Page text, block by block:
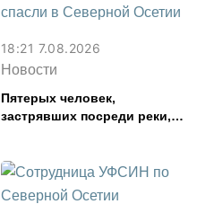
18:21 7.08.2026
Новости
Пятерых человек,
застрявших посреди реки,